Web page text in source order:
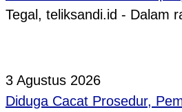
Tegal, teliksandi.id - Dalam
3 Agustus 2026
Diduga Cacat Prosedur,